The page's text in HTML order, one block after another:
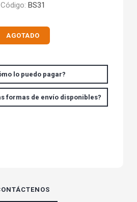
Código: BS31
AGOTADO
lo puedo pagar?
formas de envío disponibles?